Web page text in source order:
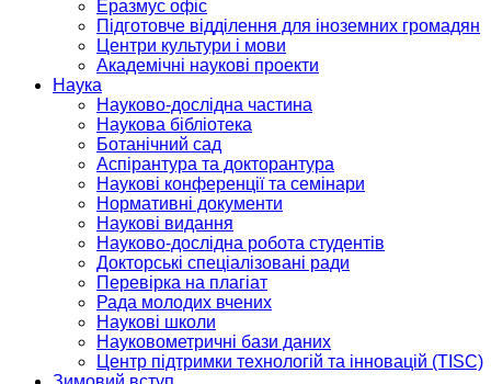
Еразмус офіс
Підготовче відділення для іноземних громадян
Центри культури і мови
Академічні наукові проекти
Наука
Науково-дослідна частина
Наукова бібліотека
Ботанічний сад
Аспірантура та докторантура
Наукові конференції та семінари
Нормативні документи
Наукові видання
Науково-дослідна робота студентів
Докторські спеціалізовані ради
Перевірка на плагіат
Рада молодих вчених
Наукові школи
Науковометричні бази даних
Центр підтримки технологій та інновацій (TISC)